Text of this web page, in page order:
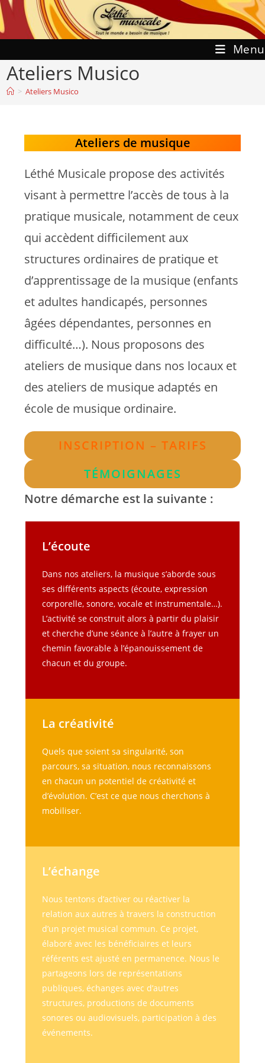
Skip
to
content
Menu
Ateliers Musico
> Ateliers Musico
Ateliers de musique
Léthé Musicale propose des activités
visant à permettre l’accès de tous à la
pratique musicale, notamment de ceux
qui accèdent difficilement aux
structures ordinaires de pratique et
d’apprentissage de la musique (enfants
et adultes handicapés, personnes
âgées dépendantes, personnes en
difficulté…). Nous proposons des
ateliers de musique dans nos locaux et
des ateliers de musique adaptés en
école de musique ordinaire.
INSCRIPTION – TARIFS
TÉMOIGNAGES
Notre démarche est la suivante :
L’écoute
Dans nos ateliers, la musique s’aborde sous
ses différents aspects (écoute, expression
corporelle, sonore, vocale et instrumentale…).
L’activité se construit alors à partir du plaisir
et cherche d’une séance à l’autre à frayer un
chemin favorable à l’épanouissement de
chacun et du groupe.
La créativité
Quels que soient sa singularité, son
parcours, sa situation, nous reconnaissons
en chacun un potentiel de créativité et
d’évolution. C’est ce que nous cherchons à
mobiliser.
L’échange
Nous tentons d’activer ou réactiver la
relation aux autres à travers la construction
d’un projet musical commun. Ce projet,
élaboré avec les bénéficiaires et leurs
référents est ajusté en permanence. Nous le
partageons lors de représentations
publiques, échanges avec d’autres
structures, productions de documents
sonores ou audiovisuels, participation à des
événements.